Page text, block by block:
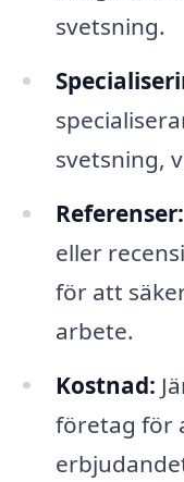
svetsning.
svetsning,
Referenser:
eller
för att
arbete.
Kostnad:
företag för